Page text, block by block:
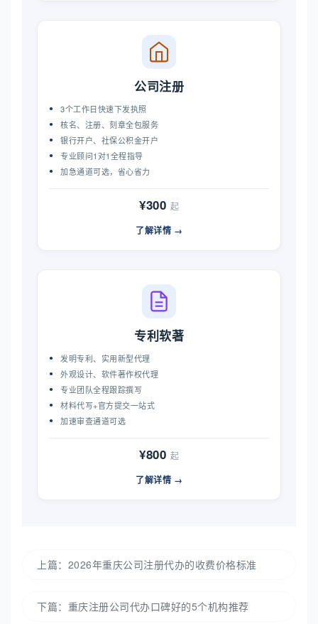
公司注册
3个工作日快速下发执照
核名、注册、刻章全包服务
银行开户、社保公积金开户
专业顾问1对1全程指导
加急通道可选，省心省力
¥300 起
了解详情 →
专利软著
发明专利、实用新型代理
外观设计、软件著作权代理
专业团队全程跟踪撰写
材料代写+官方提交一站式
加速审查通道可选
¥800 起
了解详情 →
上篇： 2026年重庆公司注册代办的收费价格标准
下篇： 重庆注册公司代办口碑好的5个机构推荐